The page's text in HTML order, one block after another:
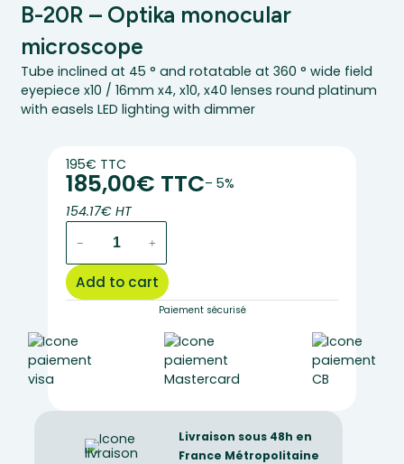
B-20R – Optika monocular
microscope
Tube inclined at 45 ° and rotatable at 360 ° wide field
eyepiece x10 / 16mm x4, x10, x40 lenses round platinum
with easels LED lighting with dimmer
195€ TTC
185,00€ TTC– 5%
154.17€ HT
–
Optika
quantity
− +
Add to cart
Paiement sécurisé
Livraison sous 48h en
France Métropolitaine